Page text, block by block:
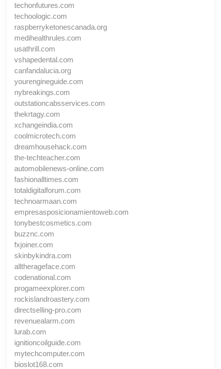
techonfutures.com
techoologic.com
raspberryketonescanada.org
medihealthrules.com
usathrill.com
vshapedental.com
canfandalucia.org
yourengineguide.com
nybreakings.com
outstationcabsservices.com
thekrtagy.com
xchangeindia.com
coolmicrotech.com
dreamhousehack.com
the-techteacher.com
automobilenews-online.com
fashionalltimes.com
totaldigitalforum.com
technoarmaan.com
empresasposicionamientoweb.com
tonybestcosmetics.com
buzznc.com
fxjoiner.com
skinbykindra.com
alltherageface.com
codenational.com
progameexplorer.com
rockislandroastery.com
directselling-pro.com
revenuealarm.com
lurab.com
ignitioncoilguide.com
mytechcomputer.com
bioslot168.com